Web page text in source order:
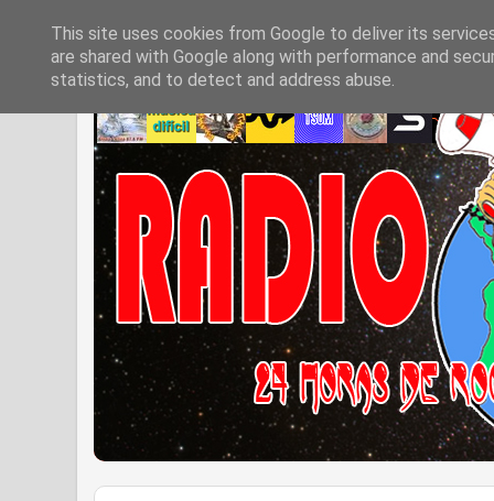
This site uses cookies from Google to deliver its
are shared with Google along with performance and
statistics, and to detect and address abuse.